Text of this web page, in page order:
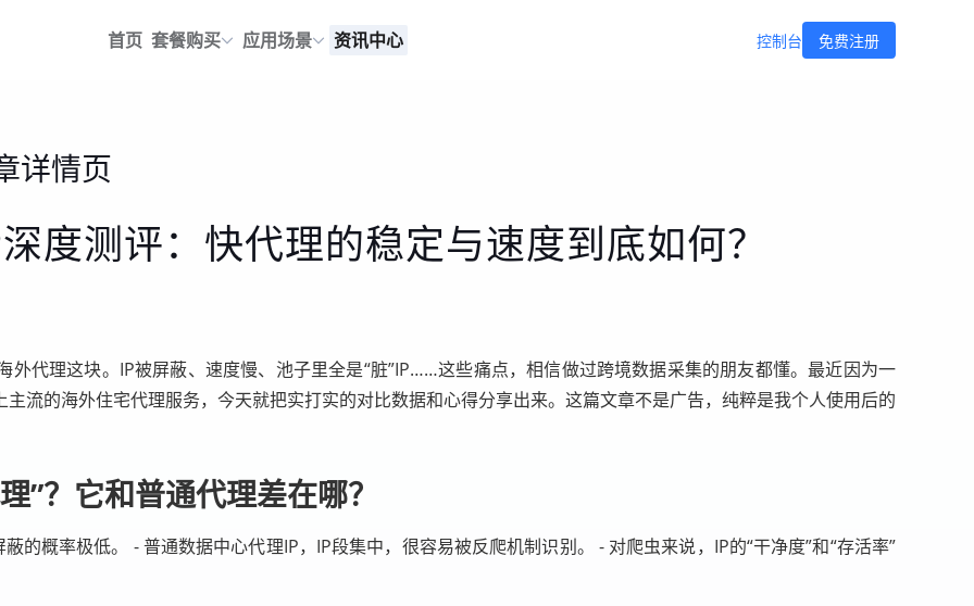
首页 套餐购买 应用场景 资讯中心 控制台 免费注册
详情页
度测评：快代理的稳定与速度到底如何？
代理这块。IP被屏蔽、速度慢、池子里全是“脏”IP……这些痛点，相信做过跨境数据采集的朋友都懂。最近因为一
流的海外住宅代理服务，今天就把实打实的对比数据和心得分享出来。这篇文章不是广告，纯粹是我个人使用后的
”？它和普通代理差在哪？
的概率极低。 - 普通数据中心代理IP，IP段集中，很容易被反爬机制识别。 - 对爬虫来说，IP的“干净度”和“存活率”